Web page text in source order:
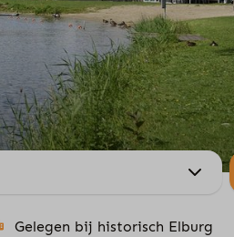
Gelegen bij historisch Elburg